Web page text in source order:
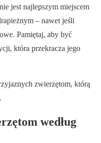
jest najlepszym miejscem
– nawet jeśli
Pamiętaj, aby być
która przekracza jego
zwierzętom, którą
według